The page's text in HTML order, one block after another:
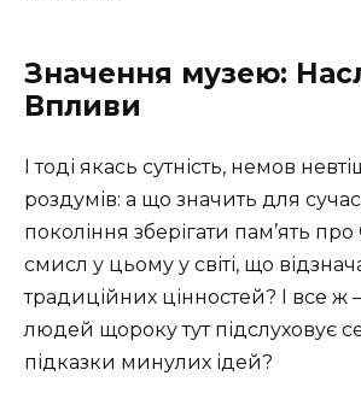
Значення музею:
Впливи
І тоді якась сутність, немов
роздумів: а що значить для
покоління зберігати пам’ять
смисл у цьому у світі, що
традиційних цінностей? І все ж
людей щороку тут підслуховує
підказки минулих ідей?